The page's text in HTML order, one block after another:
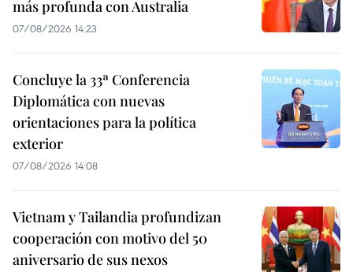
más profunda con Australia
07/08/2026 14:23
Concluye la 33ª Conferencia
Diplomática con nuevas
orientaciones para la política
exterior
07/08/2026 14:08
Vietnam y Tailandia profundizan
cooperación con motivo del 50
aniversario de sus nexos